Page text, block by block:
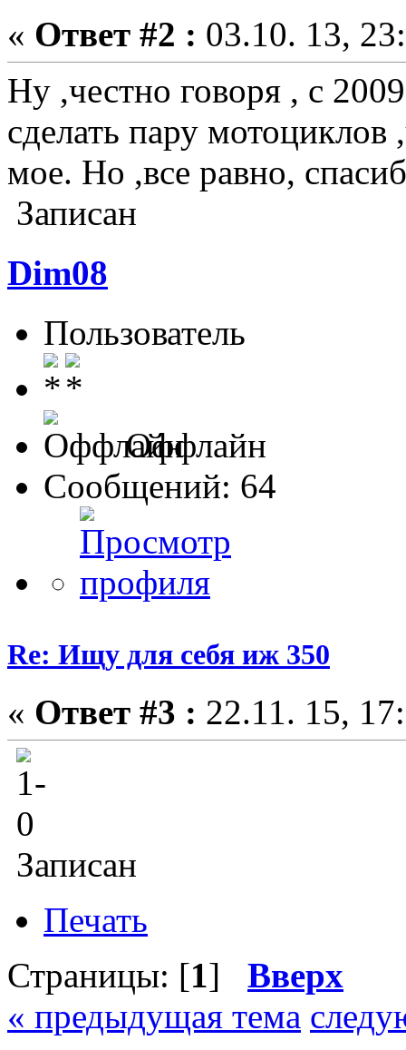
« Ответ #2 : 03.10. 13,
Ну ,честно говоря , с
сделать пару мотоциклов
мое. Но ,все равно,
Записан
Dim08
Пользователь
Оффлайн
Сообщений: 64
Re: Ищу для себя иж 350
« Ответ #3 : 22.11. 15,
Записан
Печать
Страницы: [1] Вверх
« предыдущая тема